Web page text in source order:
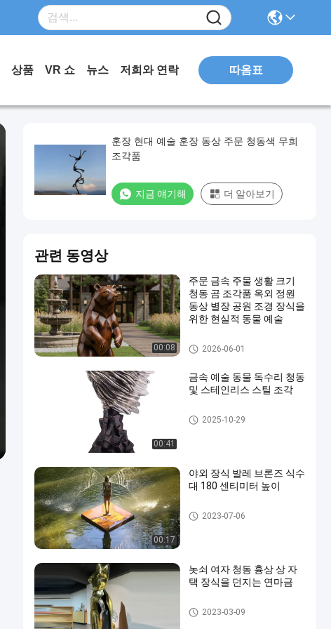
상품 VR 쇼 뉴스 저희와 연락 따옴표
훈장 현대 예술 훈장 동상 주문 청동색 무희
조각품
지금 얘기해 더 알아보기
관련 동영상
00:08
주문 금속 주물 생활 크기
청동 곰 조각품 옥외 정원
동상 별장 공원 조경 장식을
위한 현실적 동물 예술
동상2026-06-01
00:41
금속 예술 동물 독수리 청동
및 스테인리스 스틸 조각
동상2025-10-29
00:17
야외 장식 발레 브론즈 식수
대 180 센티미터 높이
동상2023-07-06
놋쇠 여자 청동 흉상 상 자
택 장식을 던지는 연마금
동상2023-03-09